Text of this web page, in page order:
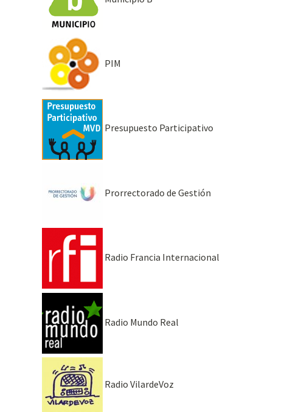
PIM
Presupuesto Participativo
Prorrectorado de Gestión
Radio Francia Internacional
Radio Mundo Real
Radio VilardeVoz